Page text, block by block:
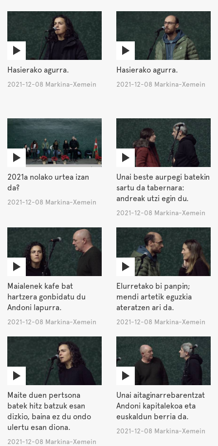
Hasierako agurra.
2021-12-08 Markina-Xemein
Hasierako agurra.
2021-12-08 Markina-Xemein
2021a nolako urtea izan
da?
2021-12-08 Markina-Xemein
Unai beste aurpegi batekin
sartu da tabernara:
andreak utzi egin du.
2021-12-08 Markina-Xemein
Maialenek kafe bat
hartzera gonbidatu du
Andoni lapurra.
2021-12-08 Markina-Xemein
Elurretako bi panpin;
mendi artetik eguzkia
ateratzen ari da.
2021-12-08 Markina-Xemein
Maite duen pertsona
batek hitz batzuk esan
dizkio, baina ez du ondo
ulertu esan diona.
2021-12-08 Markina-Xemein
Unai aitaginarrebarentzat
Andoni kapitalekoa eta
euskaldun berria da.
2021-12-08 Markina-Xemein